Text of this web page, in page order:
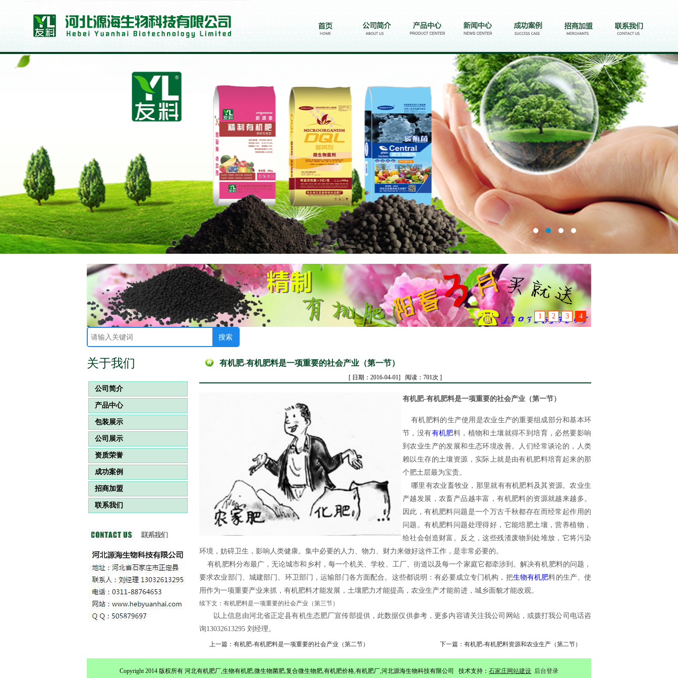
1 2 3 4
关于我们
公司简介
产品中心
包装展示
公司展示
资质荣誉
成功案例
招商加盟
联系我们
有机肥-有机肥料是一项重要的社会产业（第一节）
[ 日期：2016-04-01] 阅读：701次 ]
有机肥-有机肥料是一项重要的社会产业（第一节）
有机肥料的生产使用是农业生产的重要组成部分和基本环
节，没有有机肥料，植物和土壤就得不到培育，必然要影响
到农业生产的发展和生态环境改善。人们经常谈论的，人类
赖以生存的土壤资源，实际上就是由有机肥料培育起来的那
个肥土层最为宝贵。
哪里有农业畜牧业，那里就有有机肥料及其资源。农业生
产越发展，农畜产品越丰富，有机肥料的资源就越来越多。
因此，有机肥料问题是一个万古千秋都存在而经常起作用的
问题。有机肥料问题处理得好，它能培肥土壤，营养植物，
给社会创造财富。反之，这些残渣废物到处堆放，它将污染
环境，妨碍卫生，影响人类健康。集中必要的人力、物力、财力来做好这件工作，是非常必要的。
有机肥料分布最广，无论城市和乡村，每一个机关、学校、工厂、街道以及每一个家庭它都牵涉到。解决有机肥料的问题，
要求农业部门、城建部门、环卫部门，运输部门各方面配合。这些都说明：有必要成立专门机构，把生物有机肥料的生产、使
用作为一项重要产业来抓，有机肥料才能发展，土壤肥力才能提高，农业生产才能前进，城乡面貌才能改观。
续下文：有机肥料是一项重要的社会产业（第三节）
以上信息由河北省正定县有机生态肥厂宣传部提供，此数据仅供参考，更多内容请关注我公司网站，或拨打我公司电话咨
询13032613295 刘经理。
上一篇：有机肥-有机肥料是一项重要的社会产业（第二节） 下一篇：有机肥-有机肥料资源和农业生产（第二节）
Copyright 2014 版权所有 河北有机肥厂,生物有机肥,微生物菌肥,复合微生物肥,有机肥价格,有机肥厂,河北源海生物科技有限公司 技术支持： 石家庄网站建设 后台登录